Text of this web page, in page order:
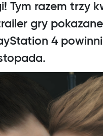
Tym razem trzy
gry
4